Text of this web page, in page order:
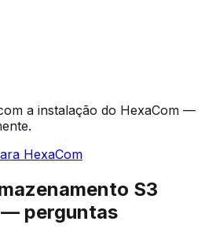
a instalação do HexaCom —
HexaCom
S3
— perguntas